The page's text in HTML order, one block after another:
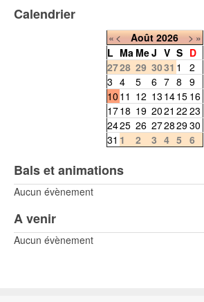
Calendrier
«< Août 2026 >»
L Ma MeJ V S D
2728 29 3031 1
2
3 4 5 6 7 8 9
10 11 12 13 1415 16
1718 19 2021 22 23
2425 26 27282930
31 1 2 3 4 5 6
Bals et animations
Aucun évènement
A venir
Aucun évènement